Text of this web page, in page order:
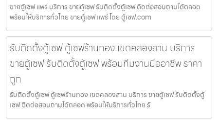
ขายตู้เซฟ แพร่ บริการ ขายตู้เซฟ รับติดตั้งตู้เซฟ ติดต่อสอบถามได้ตลอด
พร้อมให้บริการทั่วไทย ขายตู้เซฟ แพร่ โดย ตู้เซฟ.com
รับติดตั้งตู้เซฟ ตู้เซฟร้านทอง เขตคลองสาน บริการ
ขายตู้เซฟ รับติดตั้งตู้เซฟ พร้อมทีมงานมืออาชีพ ราคา
ถูก
รับติดตั้งตู้เซฟ ตู้เซฟร้านทอง เขตคลองสาน บริการ ขายตู้เซฟ รับติดตั้งตู้
เซฟ ติดต่อสอบถามได้ตลอด พร้อมให้บริการทั่วไทย รั